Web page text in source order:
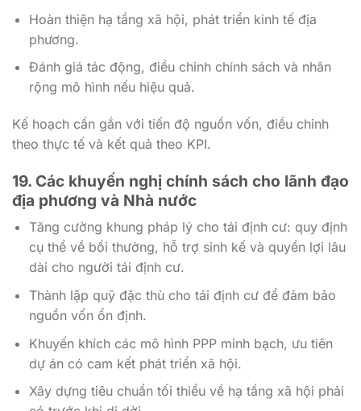
Hoàn thiện hạ tầng xã hội, phát triển kinh tế địa
phương.
Đánh giá tác động, điều chỉnh chính sách và nhân
rộng mô hình nếu hiệu quả.
Kế hoạch cần gắn với tiến độ nguồn vốn, điều chỉnh
theo thực tế và kết quả theo KPI.
19. Các khuyến nghị chính sách cho lãnh đạo
địa phương và Nhà nước
Tăng cường khung pháp lý cho tái định cư: quy định
cụ thể về bồi thường, hỗ trợ sinh kế và quyền lợi lâu
dài cho người tái định cư.
Thành lập quỹ đặc thù cho tái định cư để đảm bảo
nguồn vốn ổn định.
Khuyến khích các mô hình PPP minh bạch, ưu tiên
dự án có cam kết phát triển xã hội.
Xây dựng tiêu chuẩn tối thiểu về hạ tầng xã hội phải